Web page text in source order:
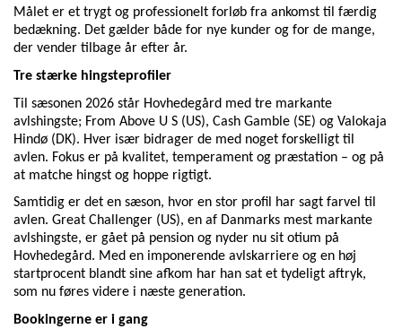
Målet er et trygt og professionelt forløb fra ankomst til færdig
bedækning. Det gælder både for nye kunder og for de mange,
der vender tilbage år efter år.
Tre stærke hingsteprofiler
Til sæsonen 2026 står Hovhedegård med tre markante
avlshingste; From Above U S (US), Cash Gamble (SE) og Valokaja
Hindø (DK). Hver især bidrager de med noget forskelligt til
avlen. Fokus er på kvalitet, temperament og præstation – og på
at matche hingst og hoppe rigtigt.
Samtidig er det en sæson, hvor en stor profil har sagt farvel til
avlen. Great Challenger (US), en af Danmarks mest markante
avlshingste, er gået på pension og nyder nu sit otium på
Hovhedegård. Med en imponerende avlskarriere og en høj
startprocent blandt sine afkom har han sat et tydeligt aftryk,
som nu føres videre i næste generation.
Bookingerne er i gang